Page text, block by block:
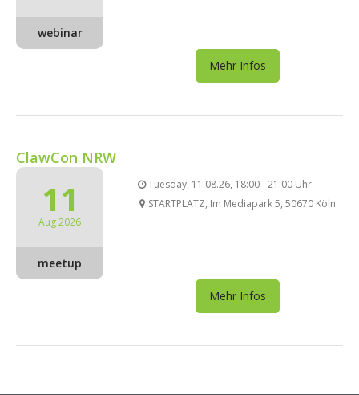
webinar
Mehr Infos
ClawCon NRW
11
Aug 2026
meetup
Tuesday, 11.08.26, 18:00 - 21:00 Uhr
STARTPLATZ, Im Mediapark 5, 50670 Köln
Mehr Infos